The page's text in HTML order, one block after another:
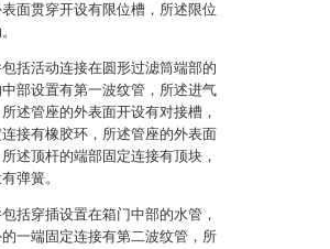
面贯穿开设有限位槽，所述限位
括活动连接在圆形过滤筒端部的
部设置有第一波纹管，所述进气
述管座的外表面开设有对接槽，
接有橡胶环，所述管座的外表面
述顶杆的端部固定连接有顶块，
弹簧。
括穿插设置在箱门中部的水管，
一端固定连接有第二波纹管，所